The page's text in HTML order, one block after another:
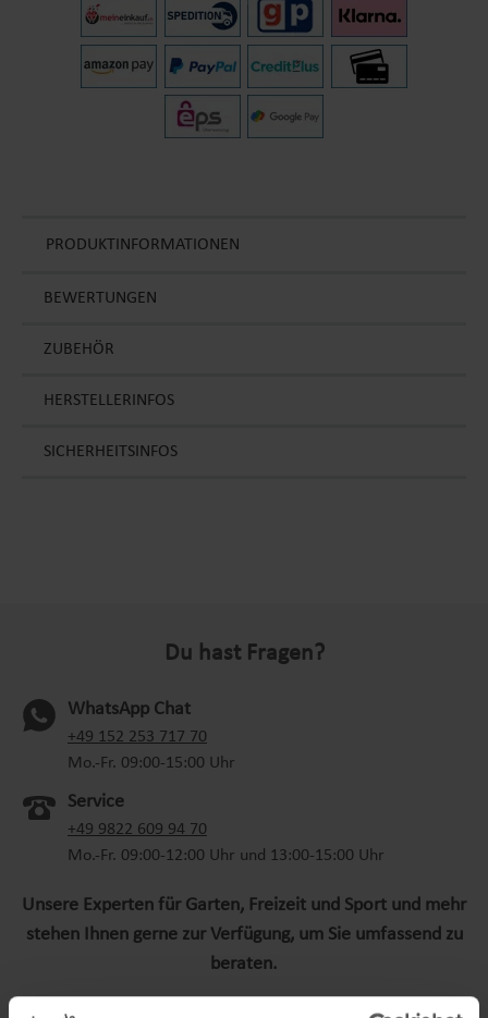
PRODUKTINFORMATIONEN
BEWERTUNGEN
ZUBEHÖR
HERSTELLERINFOS
SICHERHEITSINFOS
Du hast Fragen?
WhatsApp Chat
+49 152 253 717 70
Mo.-Fr. 09:00-15:00 Uhr
Service
+49 9822 609 94 70
Mo.-Fr. 09:00-12:00 Uhr und 13:00-15:00 Uhr
Unsere Experten für Garten, Freizeit und Sport und mehr
stehen Ihnen gerne zur Verfügung, um Sie umfassend zu
beraten.